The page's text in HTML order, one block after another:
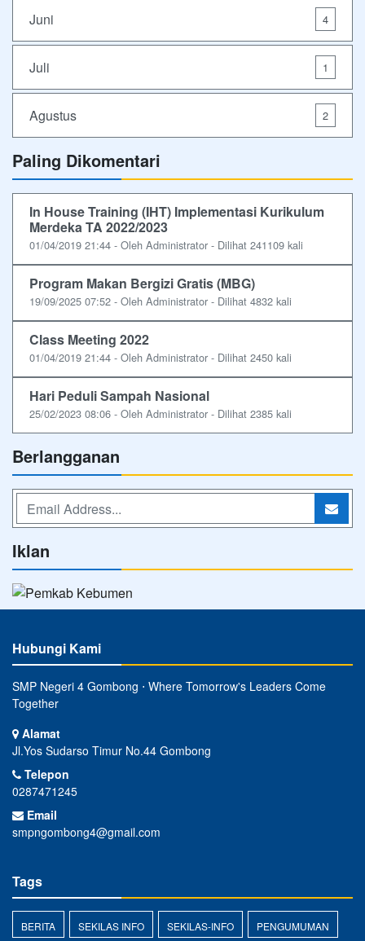
Juni 4
Juli 1
Agustus 2
Paling Dikomentari
In House Training (IHT) Implementasi Kurikulum
Merdeka TA 2022/2023
01/04/2019 21:44 - Oleh Administrator - Dilihat 241109 kali
Program Makan Bergizi Gratis (MBG)
19/09/2025 07:52 - Oleh Administrator - Dilihat 4832 kali
Class Meeting 2022
01/04/2019 21:44 - Oleh Administrator - Dilihat 2450 kali
Hari Peduli Sampah Nasional
25/02/2023 08:06 - Oleh Administrator - Dilihat 2385 kali
Berlangganan
Iklan
Hubungi Kami
SMP Negeri 4 Gombong ⋅ Where Tomorrow's Leaders Come
Together
Alamat
Jl.Yos Sudarso Timur No.44 Gombong
Telepon
0287471245
Email
smpngombong4@gmail.com
Tags
BERITA SEKILAS INFO SEKILAS-INFO PENGUMUMAN